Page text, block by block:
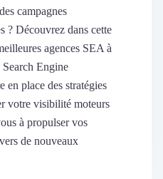
campagnes
? Découvrez dans cette
agences SEA à
Search Engine
en place des stratégies
votre visibilité moteurs
à propulser vos
de nouveaux